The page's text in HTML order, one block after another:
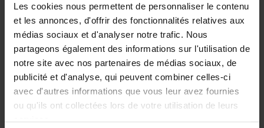
Les cookies nous permettent de personnaliser le contenu
et les annonces, d'offrir des fonctionnalités relatives aux
médias sociaux et d'analyser notre trafic. Nous
partageons également des informations sur l'utilisation de
notre site avec nos partenaires de médias sociaux, de
publicité et d'analyse, qui peuvent combiner celles-ci
avec d'autres informations que vous leur avez fournies
ou qu'ils ont collectées lors de votre utilisation de leurs
Building Bonds = Building
Business
Jochen Roef Jozefien De Feyter
Carolien Boom
Couverture souple
2025 200
€29,99